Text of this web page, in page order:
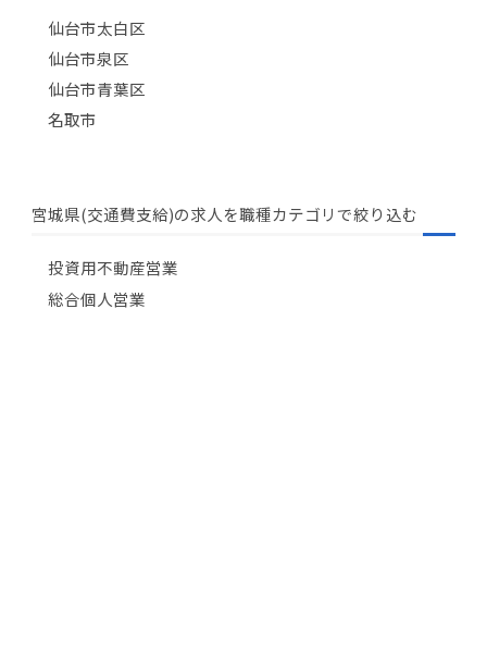
仙台市太白区
仙台市泉区
仙台市青葉区
名取市
宮城県(交通費支給)の求人を職種カテゴリで絞り込む
投資用不動産営業
総合個人営業